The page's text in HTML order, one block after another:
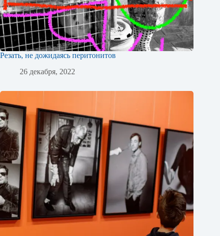
Резать, не дожидаясь перитонитов
26 декабря, 2022